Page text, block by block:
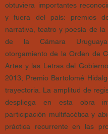
obtuviera importantes
y fuera del país: premios
narrativa, teatro y poesía de la
de la Cámara
otorgamiento de la Orden de
Artes y las Letras del
2013; Premio Bartolomé Hid
trayectoria. La amplitud de
despliega en esta obra
participación multifacética y
práctica recurrente en las